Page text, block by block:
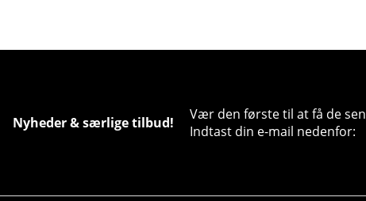
Nyheder & særlige tilbud!
Vær den første til at få de
Indtast din e-mail nedenfor: